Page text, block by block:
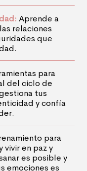
Aprende a
relaciones
que
para
del ciclo de
tus
y confía
para
vivir en paz y
es posible y
emociones es